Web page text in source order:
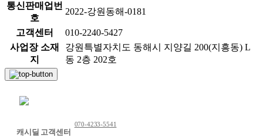
통신판매업번
호
2022-강원동해-0181
고객센터
010-2240-5427
사업장 소재
지
강원특별자치도 동해시 지양길 200(지흥동) L
동 2층 202호
캐시딜 고객센터
070-4233-5541